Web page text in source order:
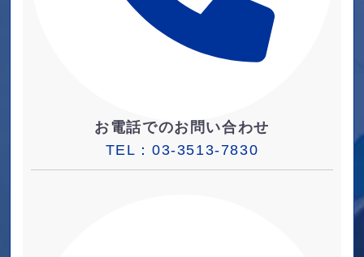
お電話でのお問い合わせ
TEL：03-3513-7830